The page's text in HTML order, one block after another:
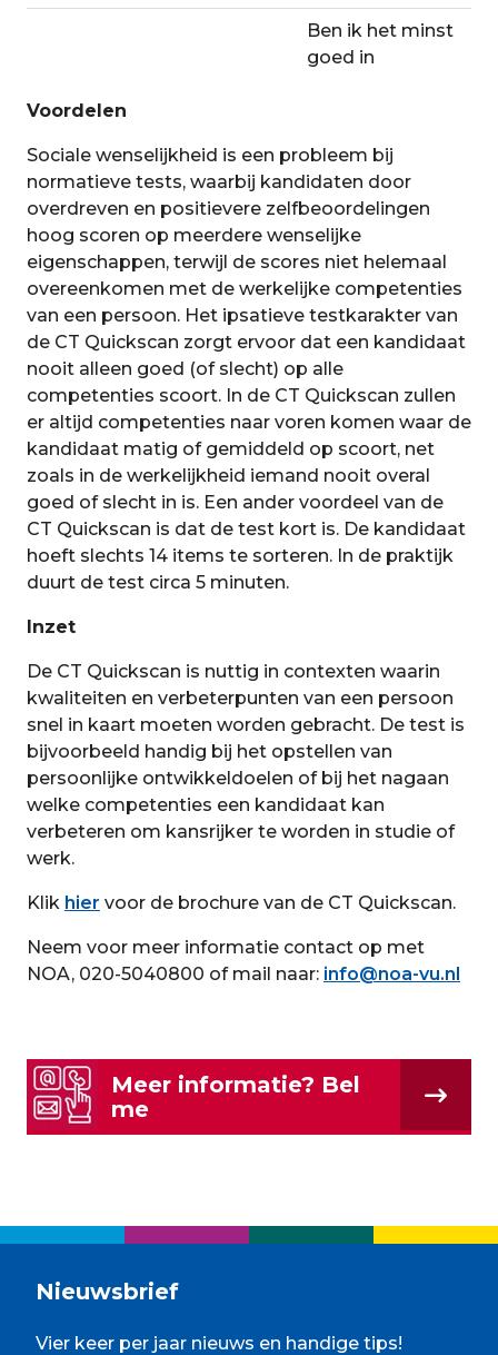
Ben ik het minst
goed in
Voordelen
Sociale wenselijkheid is een probleem bij
normatieve tests, waarbij kandidaten door
overdreven en positievere zelfbeoordelingen
hoog scoren op meerdere wenselijke
eigenschappen, terwijl de scores niet helemaal
overeenkomen met de werkelijke competenties
van een persoon. Het ipsatieve testkarakter van
de CT Quickscan zorgt ervoor dat een kandidaat
nooit alleen goed (of slecht) op alle
competenties scoort. In de CT Quickscan zullen
er altijd competenties naar voren komen waar de
kandidaat matig of gemiddeld op scoort, net
zoals in de werkelijkheid iemand nooit overal
goed of slecht in is. Een ander voordeel van de
CT Quickscan is dat de test kort is. De kandidaat
hoeft slechts 14 items te sorteren. In de praktijk
duurt de test circa 5 minuten.
Inzet
De CT Quickscan is nuttig in contexten waarin
kwaliteiten en verbeterpunten van een persoon
snel in kaart moeten worden gebracht. De test is
bijvoorbeeld handig bij het opstellen van
persoonlijke ontwikkeldoelen of bij het nagaan
welke competenties een kandidaat kan
verbeteren om kansrijker te worden in studie of
werk.
Klik hier voor de brochure van de CT Quickscan.
Neem voor meer informatie contact op met
NOA, 020-5040800 of mail naar: info@noa-vu.nl
Meer informatie? Bel
me
Nieuwsbrief
Vier keer per jaar nieuws en handige tips!